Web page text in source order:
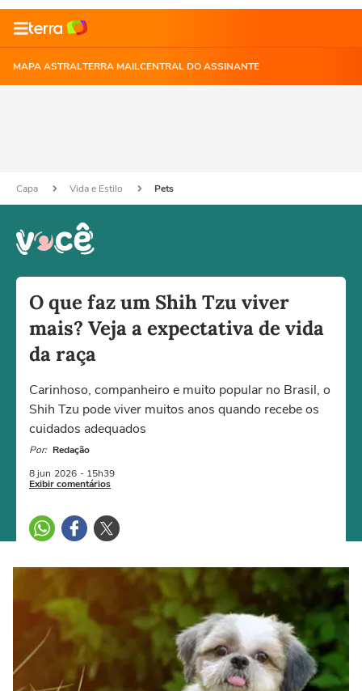
MAPA ASTRALTERRA MAILCENTRAL DO ASSINANTE
Capa Vida e Estilo Pets
O que faz um Shih Tzu viver
mais? Veja a expectativa de vida
da raça
Carinhoso, companheiro e muito popular no Brasil, o
Shih Tzu pode viver muitos anos quando recebe os
cuidados adequados
Por: Redação
8 jun 2026 - 15h39
Exibir comentários